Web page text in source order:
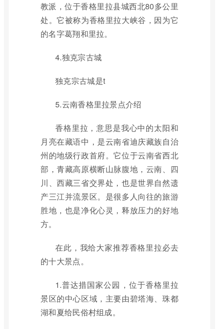
教派，位于香格里拉县城西北80多公里
处。它被称为香格里拉大峡谷，因为它
的名字葛翔和里拉。
4.独克宗古城
独克宗古城是t
5.云南香格里拉景点介绍
香格里拉，意思是我心中的太阳和
月亮在藏语中，是云南省迪庆藏族自治
州的地级行政首府。它位于云南省西北
部，青藏高原横断山脉腹地，云南、四
川、西藏三省交界处，也是世界自然遗
产三江并流景区。是很多人向往的旅游
胜地，也是净化心灵，释放压力的好地
方。
在此，我给大家推荐香格里拉必去
的十大景点。
1.普达措国家公园，位于香格里拉
景区的中心区域，主要由碧塔海、珠都
湖和夏给民俗村组成。